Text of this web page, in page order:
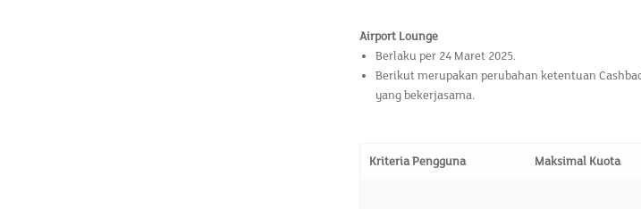
Airport Lounge
Berlaku per 24 Maret 2025.
Berikut merupakan perubahan ketentuan
yang bekerjasama.
Kriteria Pengguna Maksimal Kuota